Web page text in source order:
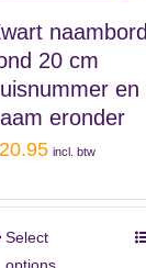
20 cm
en
eronder
incl. btw
Select